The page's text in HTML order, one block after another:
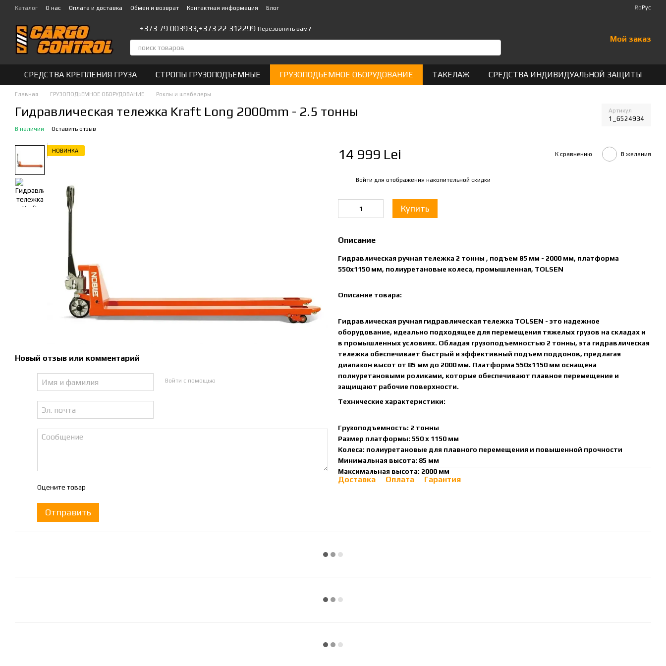
Перейти к основному контенту
Каталог О нас Оплата и доставка Обмен и возврат Контактная информация Блог RoРус
+373 79 003933,+373 22 312299 Перезвонить вам?
Мой заказ
СРЕДСТВА КРЕПЛЕНИЯ ГРУЗА СТРОПЫ ГРУЗОПОДЪЕМНЫЕ ГРУЗОПОДЬЕМНОЕ ОБОРУДОВАНИЕ ТАКЕЛАЖ СРЕДСТВА ИНДИВИДУАЛЬНОЙ ЗАЩИТЫ
Главная ГРУЗОПОДЬЕМНОЕ ОБОРУДОВАНИЕ Роклы и штабелеры
Гидравлическая тележка Kraft Long 2000mm - 2.5 тонны Артикул
1_6524934
В наличии Оставить отзыв
НОВИНКА
Новый отзыв или комментарий
Войти с помощью
Оцените товар
Отправить
14 999 Lei К сравнению В желания
Войти для отображения накопительной скидки
Купить
Описание
Гидравлическая ручная тележка 2 тонны , подъем 85 мм - 2000 мм, платформа
550x1150 мм, полиуретановые колеса, промышленная, TOLSEN
Описание товара:
Гидравлическая ручная гидравлическая тележка TOLSEN - это надежное
оборудование, идеально подходящее для перемещения тяжелых грузов на складах и
в промышленных условиях. Обладая грузоподъемностью 2 тонны, эта гидравлическая
тележка обеспечивает быстрый и эффективный подъем поддонов, предлагая
диапазон высот от 85 мм до 2000 мм. Платформа 550x1150 мм оснащена
полиуретановыми роликами, которые обеспечивают плавное перемещение и
защищают рабочие поверхности.
Технические характеристики:
Грузоподъемность: 2 тонны
Размер платформы: 550 x 1150 мм
Колеса: полиуретановые для плавного перемещения и повышенной прочности
Минимальная высота: 85 мм
Максимальная высота: 2000 мм
Доставка Оплата Гарантия